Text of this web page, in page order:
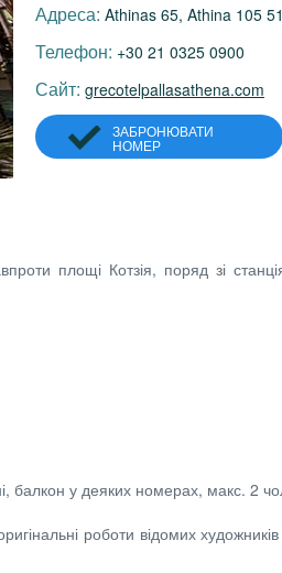
Адреса: Athinas 65, Athina 105
Телефон: +30 21 0325 0900
Сайт: grecotelpallasathena.com
ЗАБРОНЮВАТИ
НОМЕР
площі Котзія, поряд зі
балкон у деяких номерах, макс. 2
роботи відомих